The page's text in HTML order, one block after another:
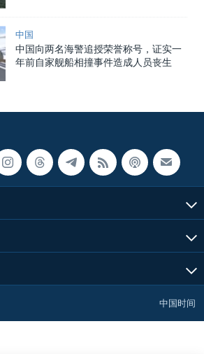
中国
中国向两名海警追授荣誉称号，证实一
年前自家舰船相撞事件造成人员丧生
中国时间